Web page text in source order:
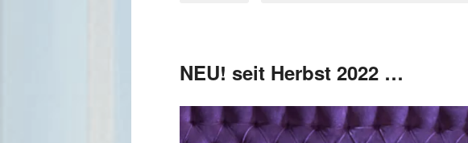
NEU! seit Herbst 2022 …